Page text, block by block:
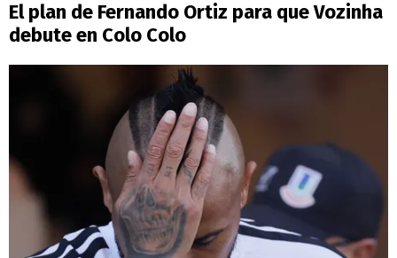
El plan de Fernando Ortiz para que Vozinha
debute en Colo Colo